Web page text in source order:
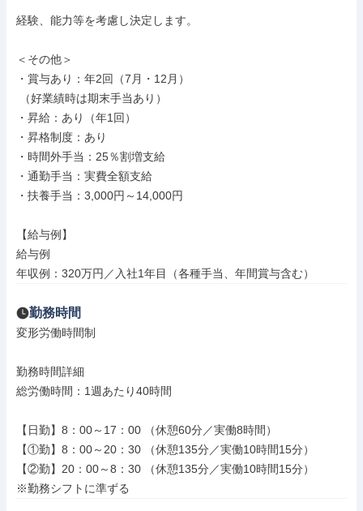
経験、能力等を考慮し決定します。
＜その他＞
・賞与あり：年2回（7月・12月）
・昇給：あり（年1回）
・昇格制度：あり
・時間外手当：25％割増支給
・通勤手当：実費全額支給
・扶養手当：3,000円～14,000円
【給与例】
給与例
年収例：320万円／入社1年目（各種手当、年間賞与含む）
勤務時間
変形労働時間制
勤務時間詳細
総労働時間：1週あたり40時間
【日勤】8：00～17：00 （休憩60分／実働8時間）
【①勤】8：00～20：30 （休憩135分／実働10時間15分）
【②勤】20：00～8：30 （休憩135分／実働10時間15分）
※勤務シフトに準ずる